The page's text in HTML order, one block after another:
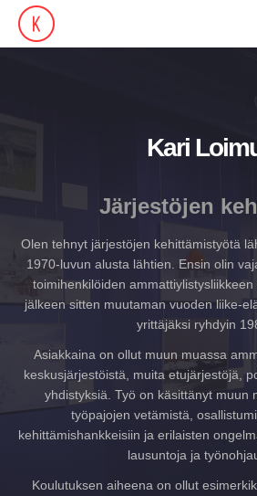
Kari
Järjestöjen
Olen tehnyt järjestöjen kehittämistyötä
1970-luvun alusta lähtien. Ensin olin
toimihenkilöiden
jälkeen sitten muutaman vuoden liike-
yrittäjäksi ryhdyin
Asiakkaina on ollut muun muassa
keskusjärjestöistä, muita etujärjestöjä,
yhdistyksiä. Työ on käsittänyt muun
työpajojen vetämistä,
kehittämishankkeisiin ja erilaisten
lausuntoja ja
Koulutuksen aiheena on ollut